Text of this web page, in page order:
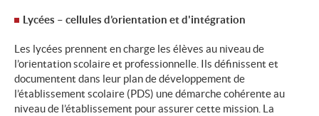
Lycées – cellules d’orientation et d'intégration
Les lycées prennent en charge les élèves au niveau de
l’orientation scolaire et professionnelle. Ils définissent et
documentent dans leur plan de développement de
l’établissement scolaire (PDS) une démarche cohérente au
niveau de l’établissement pour assurer cette mission. La